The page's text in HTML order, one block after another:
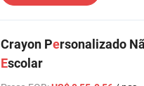
Crayon Personalizado
Escolar